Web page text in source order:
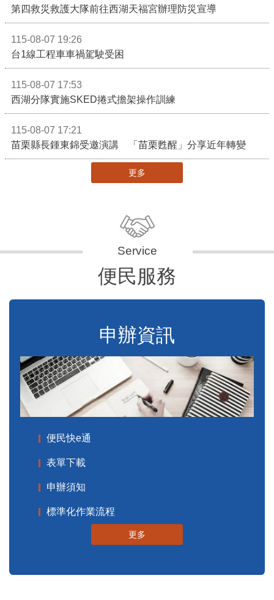
第四救災救護大隊前往西湖天福宮辦理防災宣導
115-08-07 19:26
台1線工程車車禍駕駛受困
115-08-07 17:53
西湖分隊實施SKED捲式擔架操作訓練
115-08-07 17:21
苗栗縣長鍾東錦受邀演講 「苗栗甦醒」分享近年轉變
更多
便民服務
申辦資訊
便民快e通
表單下載
申辦須知
標準化作業流程
更多